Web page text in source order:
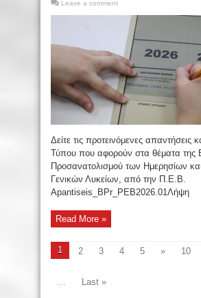
Leave a comment
Δείτε τις προτεινόμενες απαντήσεις
Τύπου που αφορούν στα θέματα της
Προσανατολισμού των Ημερησίων
Γενικών Λυκείων, από την Π.Ε.Β.
Apantiseis_BPr_PEB2026.01Λήψη
Read More »
1 2 3 4 5 »
10
Last »